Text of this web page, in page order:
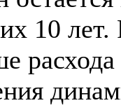
10 лет.